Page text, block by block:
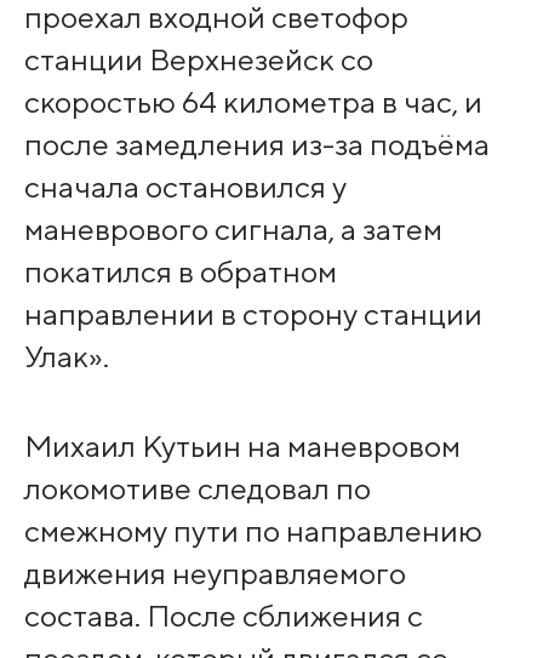
проехал входной светофор
станции Верхнезейск со
скоростью 64 километра в час, и
после замедления из-за подъёма
сначала остановился у
маневрового сигнала, а затем
покатился в обратном
направлении в сторону станции
Улак».
Михаил Кутьин на маневровом
локомотиве следовал по
смежному пути по направлению
движения неуправляемого
состава. После сближения с